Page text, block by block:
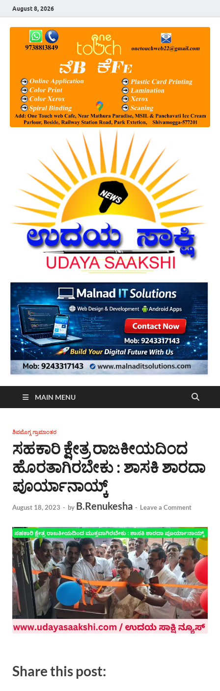
August 8, 2026
MAIN MENU
ಶಿವಮೊಗ್ಗ ಗ್ರಾಮಾಂತರ
ಸಹಕಾರಿ ಕ್ಷೇತ್ರ ರಾಜಕೀಯದಿಂದ
ಹೊರತಾಗಿರಬೇಕು : ಶಾಸಕಿ ಶಾರದಾ
ಪೂರ್ಯಾನಾಯ್ಕ್
August 18, 2023 - by B.Renukesha - Leave a Comment
Share this post: